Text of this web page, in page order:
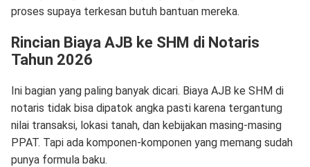
proses supaya terkesan butuh bantuan mereka.
Rincian Biaya AJB ke SHM di Notaris
Tahun 2026
Ini bagian yang paling banyak dicari. Biaya AJB ke SHM di
notaris tidak bisa dipatok angka pasti karena tergantung
nilai transaksi, lokasi tanah, dan kebijakan masing-masing
PPAT. Tapi ada komponen-komponen yang memang sudah
punya formula baku.